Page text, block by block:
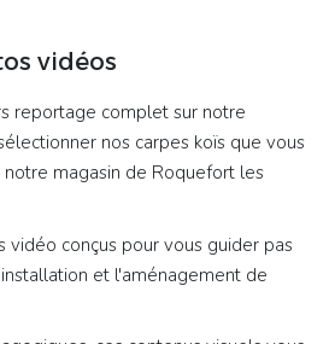
vidéos
reportage complet sur notre
nos carpes koïs que vous
magasin de Roquefort les
vidéo conçus pour vous guider pas
et l'aménagement de